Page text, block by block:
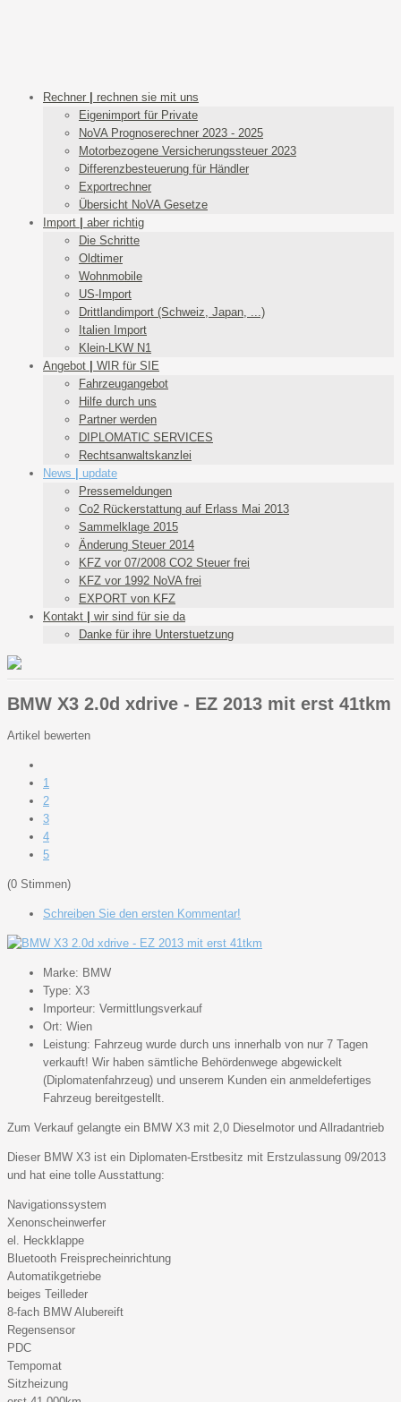
Rechner
rechnen sie mit uns
Eigenimport für Private
NoVA Prognoserechner 2023 - 2025
Motorbezogene Versicherungssteuer 2023
Differenzbesteuerung für Händler
Exportrechner
Übersicht NoVA Gesetze
Import
aber richtig
Die Schritte
Oldtimer
Wohnmobile
US-Import
Drittlandimport (Schweiz, Japan, ...)
Italien Import
Klein-LKW N1
Angebot
WIR für SIE
Fahrzeugangebot
Hilfe durch uns
Partner werden
DIPLOMATIC SERVICES
Rechtsanwaltskanzlei
News
update
Pressemeldungen
Co2 Rückerstattung auf Erlass Mai 2013
Sammelklage 2015
Änderung Steuer 2014
KFZ vor 07/2008 CO2 Steuer frei
KFZ vor 1992 NoVA frei
EXPORT von KFZ
Kontakt
wir sind für sie da
Danke für ihre Unterstuetzung
BMW X3 2.0d xdrive - EZ 2013 mit erst 41tkm
Artikel bewerten
1
2
3
4
5
(0 Stimmen)
Schreiben Sie den ersten Kommentar!
Marke: BMW
Type: X3
Importeur: Vermittlungsverkauf
Ort: Wien
Leistung: Fahrzeug wurde durch uns innerhalb von nur 7 Tagen
verkauft! Wir haben sämtliche Behördenwege abgewickelt
(Diplomatenfahrzeug) und unserem Kunden ein anmeldefertiges
Fahrzeug bereitgestellt.
Zum Verkauf gelangte ein BMW X3 mit 2,0 Dieselmotor und Allradantrieb
Dieser BMW X3 ist ein Diplomaten-Erstbesitz mit Erstzulassung 09/2013
und hat eine tolle Ausstattung:
Navigationssystem
Xenonscheinwerfer
el. Heckklappe
Bluetooth Freisprecheinrichtung
Automatikgetriebe
beiges Teilleder
8-fach BMW Alubereift
Regensensor
PDC
Tempomat
Sitzheizung